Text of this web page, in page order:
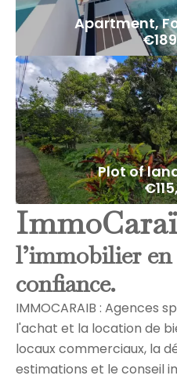
Apartment,
Plot of
l’immobilier
confiance.
IMMOCARAIB : Agences
l'achat et la location de
locaux commerciaux, la
estimations et le conseil